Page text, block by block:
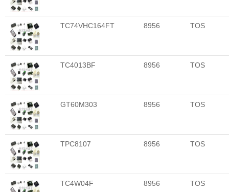
TC74VHC164FT 8956 TOS
TC4013BF 8956 TOS
GT60M303 8956 TOS
TPC8107 8956 TOS
TC4W04F 8956 TOS